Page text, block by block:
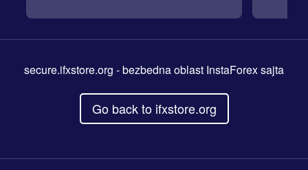
secure.ifxstore.org - bezbedna oblast InstaForex sajta
Go back to ifxstore.org